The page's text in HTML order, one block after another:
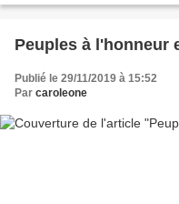
Peuples à l'honneur
Publié le 29/11/2019 à 15:52
Par caroleone